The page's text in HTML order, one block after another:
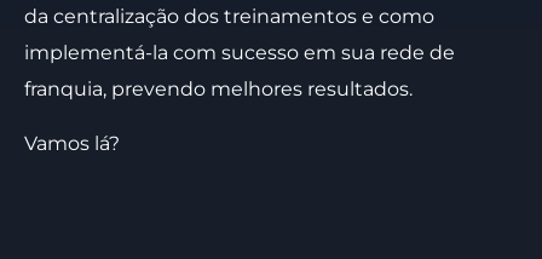
da centralização dos treinamentos e como
implementá-la com sucesso em sua rede de
franquia, prevendo melhores resultados.
Vamos lá?